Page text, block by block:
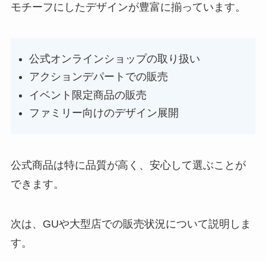
モチーフにしたデザインが豊富に揃っています。
公式オンラインショップの取り扱い
アクションデパートでの販売
イベント限定商品の販売
ファミリー向けのデザイン展開
公式商品は特に品質が高く、安心して選ぶことが
できます。
次は、GUや大型店での販売状況について説明しま
す。